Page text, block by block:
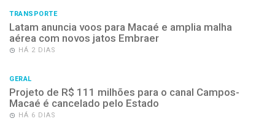
TRANSPORTE
Latam anuncia voos para Macaé e amplia malha
aérea com novos jatos Embraer
HÁ 2 DIAS
GERAL
Projeto de R$ 111 milhões para o canal Campos-
Macaé é cancelado pelo Estado
HÁ 6 DIAS